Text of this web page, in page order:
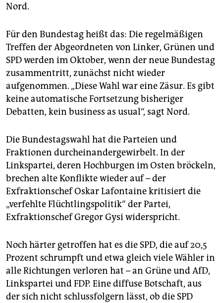
Nord.
Für den Bundestag heißt das: Die regelmäßigen
Treffen der Abgeordneten von Linker, Grünen und
SPD werden im Oktober, wenn der neue Bundestag
zusammentritt, zunächst nicht wieder
aufgenommen. „Diese Wahl war eine Zäsur. Es gibt
keine automatische Fortsetzung bisheriger
Debatten, kein ­business as usual“, sagt Nord.
Die Bundestagswahl hat die Parteien und
Fraktionen durcheinandergewirbelt. In der
Linkspartei, deren Hochburgen im Osten bröckeln,
brechen alte Konflikte wieder auf – der
Exfraktionschef Oskar Lafontaine kritisiert die
„verfehlte Flüchtlingspolitik“ der Partei,
Exfraktionschef Gregor Gysi widerspricht.
Noch härter getroffen hat es die SPD, die auf 20,5
Prozent schrumpft und etwa gleich viele Wähler in
alle Richtungen verloren hat – an Grüne und AfD,
Linkspartei und FDP. Eine diffuse Botschaft, aus
der sich nicht schlussfolgern lässt, ob die SPD